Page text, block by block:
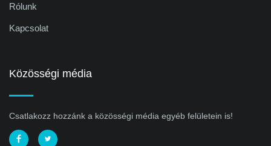
Rólunk
Kapcsolat
Közösségi média
Csatlakozz hozzánk a közösségi média egyéb felületein is!